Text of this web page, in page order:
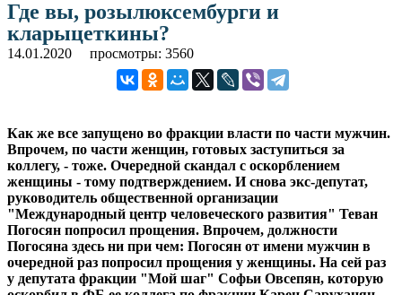
Где вы, розылюксембурги и
кларыцеткины?
14.01.2020 просмотры: 3560
Как же все запущено во фракции власти по части мужчин.
Впрочем, по части женщин, готовых заступиться за
коллегу, - тоже. Очередной скандал с оскорблением
женщины - тому подтверждением. И снова экс-депутат,
руководитель общественной организации
"Международный центр человеческого развития" Теван
Погосян попросил прощения. Впрочем, должности
Погосяна здесь ни при чем: Погосян от имени мужчин в
очередной раз попросил прощения у женщины. На сей раз
у депутата фракции "Мой шаг" Софьи Овсепян, которую